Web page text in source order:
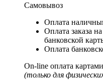
Самовывоз
Оплата
Оплата заказа
банковской
Оплата
On-line оплата
(только для